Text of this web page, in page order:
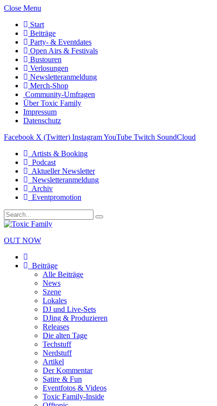
Close Menu
Start
Beiträge
Party- & Eventdates
Open Airs & Festivals
Bustouren
Verlosungen
Newsletteranmeldung
Merch-Shop
Community-Umfragen
Über Toxic Family
Impressum
Datenschutz
Facebook X (Twitter) InstagramYouTube Twitch SoundCloud
Artists & Booking
Podcast
Aktueller Newsletter
Newsletteranmeldung
Archiv
Eventpromotion
OUT NOW
Beiträge
Alle Beiträge
News
Szene
Lokales
DJ und Live-Sets
DJing & Produzieren
Releases
Die alten Tage
Techstuff
Nerdstuff
Artikel
Der Kommentar
Satire & Fun
Eventfotos & Videos
Toxic Family-Inside